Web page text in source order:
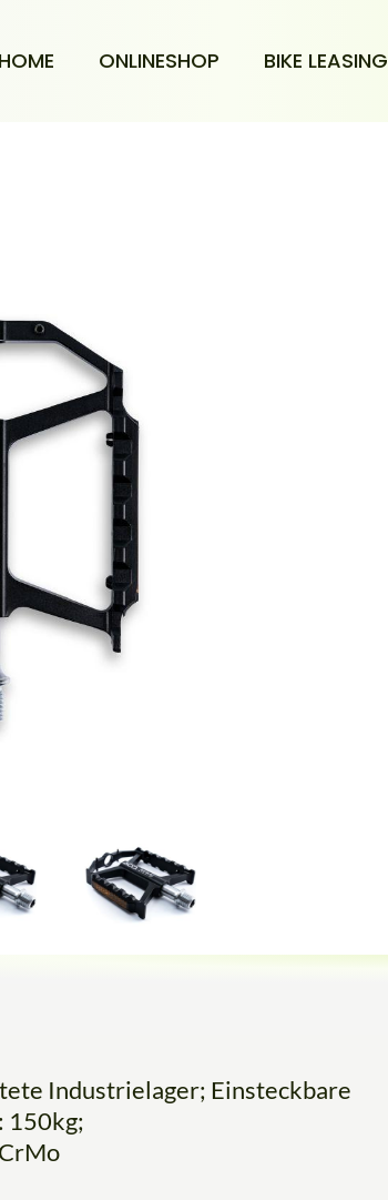
HOME ONLINESHOP BIKE LEASING
Industrielager; Einsteckbare
150kg;